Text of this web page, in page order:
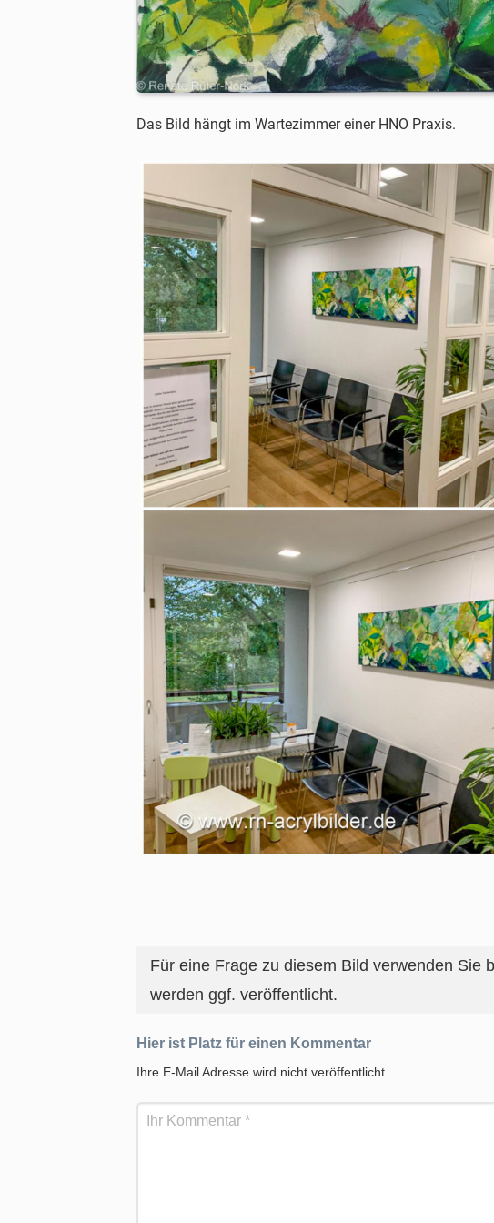
v
i
g
a
t
i
o
n
Das Bild hängt im Wartezimmer einer HNO Praxis.
Für eine Frage zu diesem Bild verwenden Sie
werden ggf. veröffentlicht.
Hier ist Platz für einen Kommentar
Ihre E-Mail Adresse wird nicht veröffentlicht.